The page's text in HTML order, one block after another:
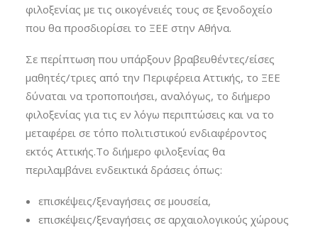
φιλοξενίας με τις οικογένειές τους σε ξενοδοχείο
που θα προσδιορίσει το ΞΕΕ στην Αθήνα.
Σε περίπτωση που υπάρξουν βραβευθέντες/είσες
μαθητές/τριες από την Περιφέρεια Αττικής, το ΞΕΕ
δύναται να τροποποιήσει, αναλόγως, το διήμερο
φιλοξενίας για τις εν λόγω περιπτώσεις και να το
μεταφέρει σε τόπο πολιτιστικού ενδιαφέροντος
εκτός Αττικής.Το διήμερο φιλοξενίας θα
περιλαμβάνει ενδεικτικά δράσεις όπως:
επισκέψεις/ξεναγήσεις σε μουσεία,
επισκέψεις/ξεναγήσεις σε αρχαιολογικούς χώρους